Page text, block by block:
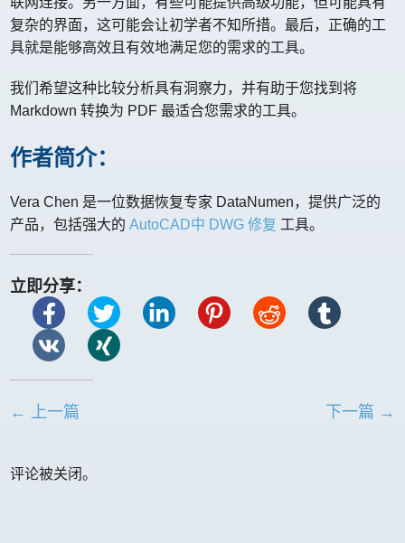
复杂的界面，这可能会让初学者不知所措。最后，正确的工
具就是能够高效且有效地满足您的需求的工具。
我们希望这种比较分析具有洞察力，并有助于您找到将
Markdown 转换为 PDF 最适合您需求的工具。
作者简介：
Vera Chen 是一位数据恢复专家 DataNumen，提供广泛的
产品，包括强大的AutoCAD中 DWG 修复 工具。
立即分享：
← 上一篇 下一篇 →
评论被关闭。